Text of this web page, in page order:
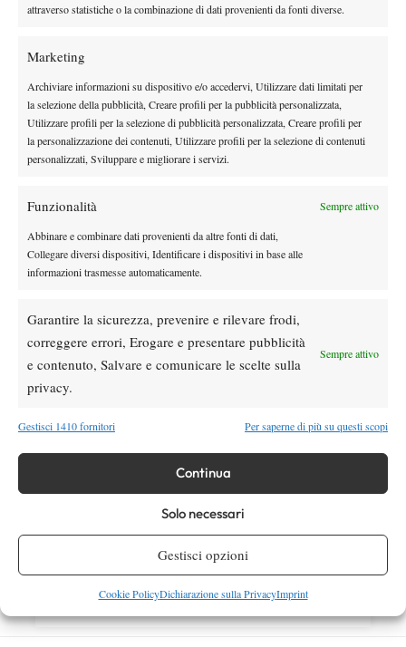
attraverso statistiche o la combinazione di dati provenienti da fonti diverse.
Marketing
Archiviare informazioni su dispositivo e/o accedervi, Utilizzare dati limitati per
la selezione della pubblicità, Creare profili per la pubblicità personalizzata,
Utilizzare profili per la selezione di pubblicità personalizzata, Creare profili per
la personalizzazione dei contenuti, Utilizzare profili per la selezione di contenuti
personalizzati, Sviluppare e migliorare i servizi.
Funzionalità Sempre attivo
Abbinare e combinare dati provenienti da altre fonti di dati,
Collegare diversi dispositivi, Identificare i dispositivi in base alle
informazioni trasmesse automaticamente.
Garantire la sicurezza, prevenire e rilevare frodi,
correggere errori, Erogare e presentare pubblicità
e contenuto, Salvare e comunicare le scelte sulla
privacy.
Sempre attivo
Gestisci 1410 fornitori Per saperne di più su questi scopi
Continua
Solo necessari
Gestisci opzioni
Cookie PolicyDichiarazione sulla PrivacyImprint
americana
Le Interviste News
Dal successo su Federer al presente a
Panama: il racconto di Diego De Vecchis tra
Auger-Aliassime: “Bisogna rendere i
Masters 1000 più sostenibili per tutti”
Instagram